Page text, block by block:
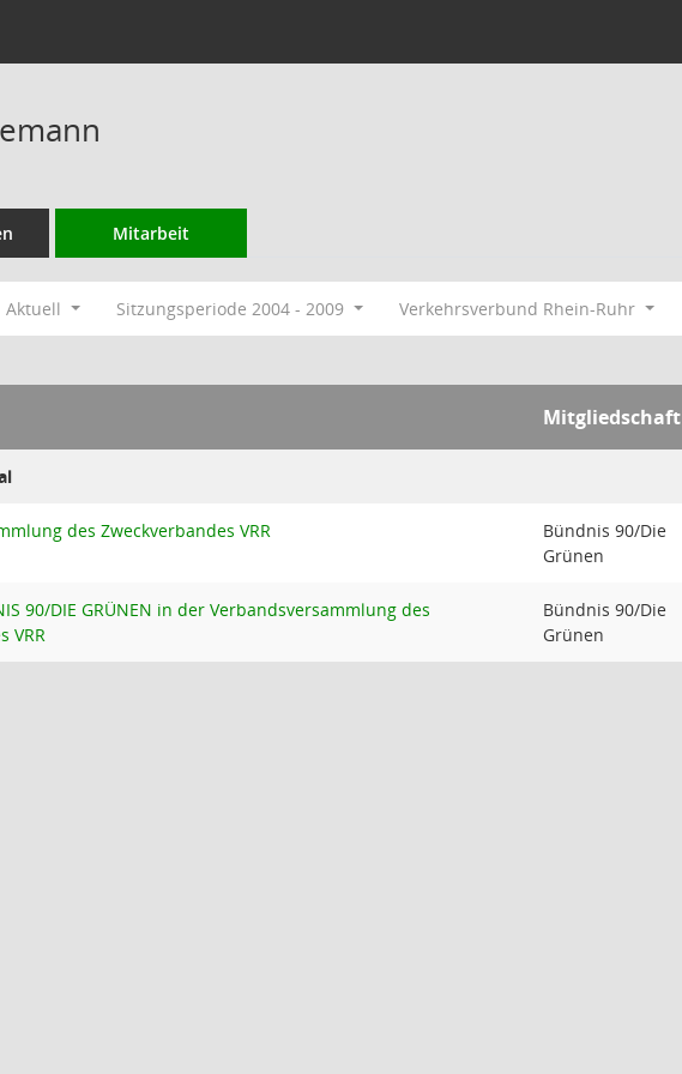
Mitarbeit
Aktuell Sitzungsperiode 2004 - 2009 Verkehrsverbund Rhein-Ruhr
Mitgliedschaft
des Zweckverbandes VRR
Bündnis 90/Die
Grünen
90/DIE GRÜNEN in der Verbandsversammlung des
VRR
Bündnis 90/Die
Grünen